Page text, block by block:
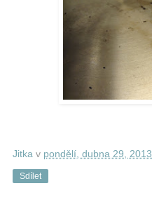
Jitka v pondělí, dubna 29, 2013
Sdílet